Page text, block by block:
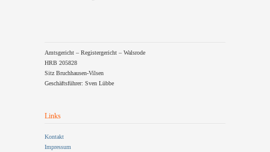
Amtsgericht – Registergericht – Walsrode
HRB 205828
Sitz Bruchhausen-Vilsen
Geschäftsführer: Sven Lübbe
Links
Kontakt
Impressum